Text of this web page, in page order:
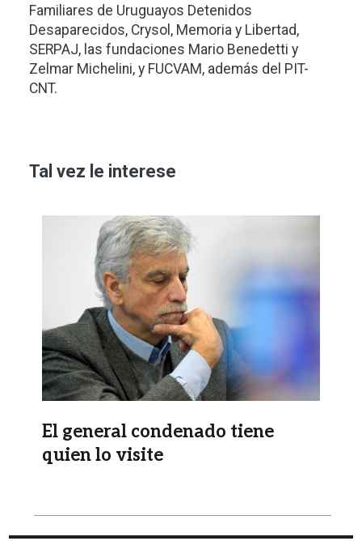
Familiares de Uruguayos Detenidos
Desaparecidos, Crysol, Memoria y Libertad,
SERPAJ, las fundaciones Mario Benedetti y
Zelmar Michelini, y FUCVAM, además del PIT-
CNT.
Tal vez le interese
El general condenado tiene
quien lo visite